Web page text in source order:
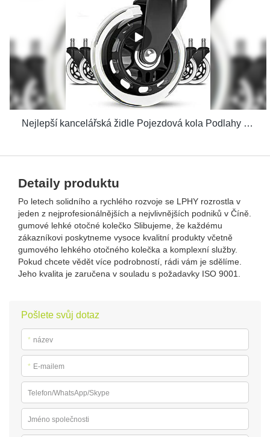
Nejlepší kancelářská židle Pojezdová kola Podlahy včetně tvrdého dřeva Perfektní výměna Bezpečné pro vysoké zatížení za psací stůl Tovární cena
Detaily produktu
Po letech solidního a rychlého rozvoje se LPHY rozrostla v
jeden z nejprofesionálnějších a nejvlivnějších podniků v Číně.
gumové lehké otočné kolečko Slibujeme, že každému
zákazníkovi poskytneme vysoce kvalitní produkty včetně
gumového lehkého otočného kolečka a komplexní služby.
Pokud chcete vědět více podrobností, rádi vám je sdělíme.
Jeho kvalita je zaručena v souladu s požadavky ISO 9001.
Pošlete svůj dotaz
* název
* E-mailem
Telefon/WhatsApp/Skype
Jméno společnosti